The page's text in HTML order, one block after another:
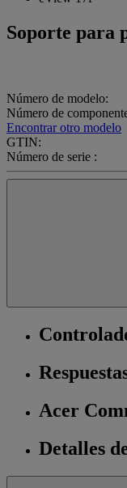
Soporte para
Número de modelo:
Número de
Encontrar otro modelo
GTIN:
Número de serie :
Acer
Detalles